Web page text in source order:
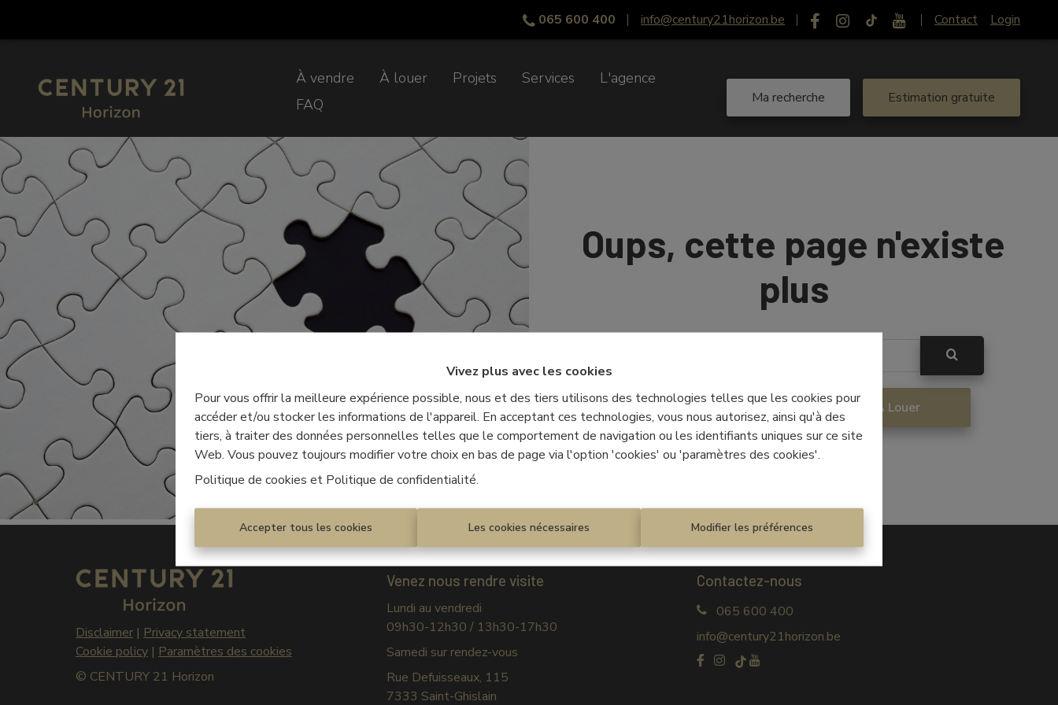
Vivez plus avec les cookies
Pour vous offrir la meilleure expérience possible, nous et des tiers utilisons des technologies telles que les cookies pour
accéder et/ou stocker les informations de l'appareil. En acceptant ces technologies, vous nous autorisez, ainsi qu'à des
tiers, à traiter des données personnelles telles que le comportement de navigation ou les identifiants uniques sur ce site
Web. Vous pouvez toujours modifier votre choix en bas de page via l'option 'cookies' ou 'paramètres des cookies'.
Politique de cookies et Politique de confidentialité.
Accepter tous les cookies Les cookies nécessaires Modifier les préférences
065 600 400 info@century21horizon.be Contact Login
À vendre À louer Projets Services
L'agence
FAQ
Ma recherche Estimation gratuite
Oups, cette page n'existe
plus
À Vendre À Louer
Disclaimer | Privacy statement
Cookie policy | Paramètres des cookies
© CENTURY 21 Horizon
Venez nous rendre visite
Lundi au vendredi
09h30-12h30 / 13h30-17h30
Samedi sur rendez-vous
Rue Defuisseaux, 115
7333 Saint-Ghislain
Contactez-nous
065 600 400
info@century21horizon.be